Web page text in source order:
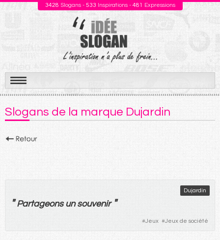
3428 Slogans - 533 Inspirations - 481 Expressions
Aller
au
contenu
Slogans de la marque Dujardin
Dujardin
" Partageons un souvenir "
#Jeux #Jeux de société